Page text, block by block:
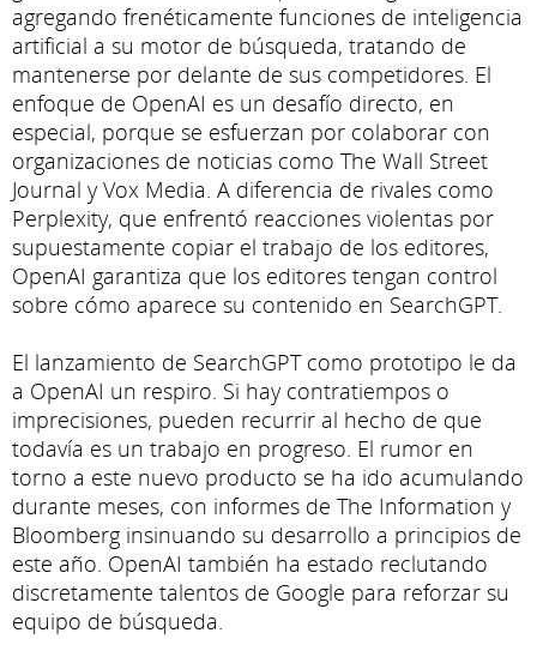
agregando frenéticamente funciones de inteligencia
artificial a su motor de búsqueda, tratando de
mantenerse por delante de sus competidores. El
enfoque de OpenAI es un desafío directo, en
especial, porque se esfuerzan por colaborar con
organizaciones de noticias como The Wall Street
Journal y Vox Media. A diferencia de rivales como
Perplexity, que enfrentó reacciones violentas por
supuestamente copiar el trabajo de los editores,
OpenAI garantiza que los editores tengan control
sobre cómo aparece su contenido en SearchGPT.
El lanzamiento de SearchGPT como prototipo le da
a OpenAI un respiro. Si hay contratiempos o
imprecisiones, pueden recurrir al hecho de que
todavía es un trabajo en progreso. El rumor en
torno a este nuevo producto se ha ido acumulando
durante meses, con informes de The Information y
Bloomberg insinuando su desarrollo a principios de
este año. OpenAI también ha estado reclutando
discretamente talentos de Google para reforzar su
equipo de búsqueda.